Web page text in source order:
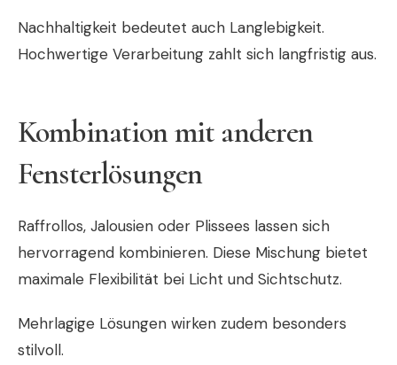
Nachhaltigkeit bedeutet auch Langlebigkeit.
Hochwertige Verarbeitung zahlt sich langfristig aus.
Kombination mit anderen
Fensterlösungen
Raffrollos, Jalousien oder Plissees lassen sich
hervorragend kombinieren. Diese Mischung bietet
maximale Flexibilität bei Licht und Sichtschutz.
Mehrlagige Lösungen wirken zudem besonders
stilvoll.